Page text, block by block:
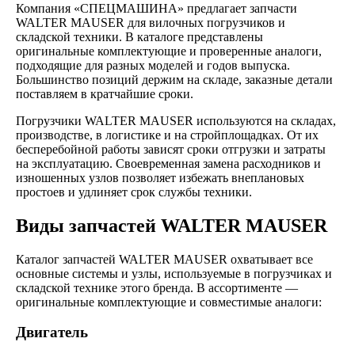
Компания «СПЕЦМАШИНА» предлагает запчасти
WALTER MAUSER для вилочных погрузчиков и
складской техники. В каталоге представлены
оригинальные комплектующие и проверенные аналоги,
подходящие для разных моделей и годов выпуска.
Большинство позиций держим на складе, заказные детали
поставляем в кратчайшие сроки.
Погрузчики WALTER MAUSER используются на складах,
производстве, в логистике и на стройплощадках. От их
бесперебойной работы зависят сроки отгрузки и затраты
на эксплуатацию. Своевременная замена расходников и
изношенных узлов позволяет избежать внеплановых
простоев и удлиняет срок службы техники.
Виды запчастей WALTER MAUSER
Каталог запчастей WALTER MAUSER охватывает все
основные системы и узлы, используемые в погрузчиках и
складской технике этого бренда. В ассортименте —
оригинальные комплектующие и совместимые аналоги:
Двигатель